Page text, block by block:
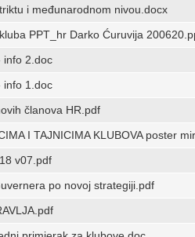
i međunarodnom nivou.docx
PPT_hr Darko Ćuruvija
info 2.doc
info 1.doc
članova HR.pdf
I TAJNICIMA KLUBOVA poster
v07.pdf
po novoj strategiji.pdf